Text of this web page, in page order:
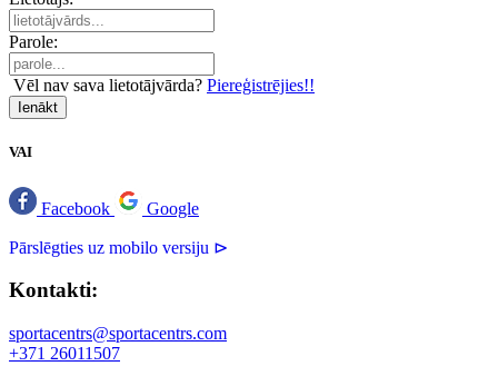
Parole:
Vēl nav sava lietotājvārda? Piereģistrējies!!
Ienākt
VAI
Facebook Google
Pārslēgties uz mobilo versiju ⊳
Kontakti:
sportacentrs@sportacentrs.com
+371 26011507